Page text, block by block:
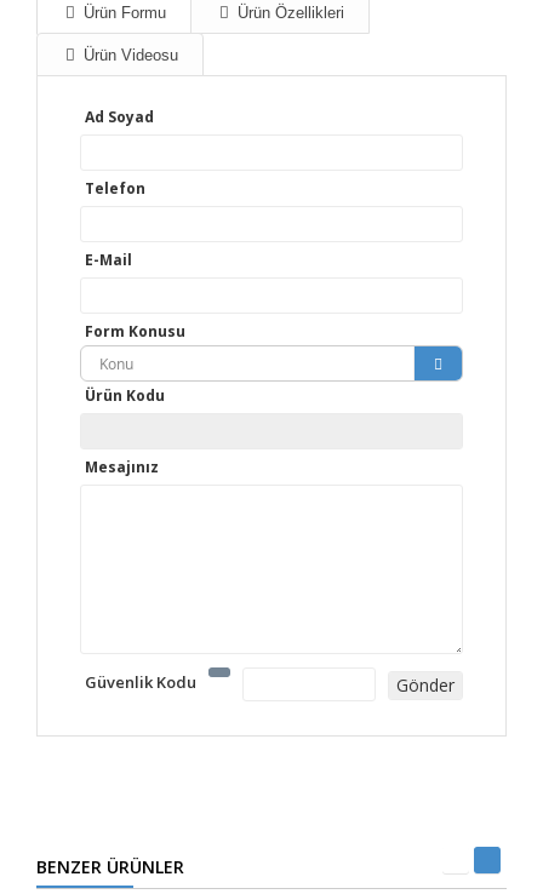
Ürün Formu Ürün Özellikleri
Ürün Videosu
Ad Soyad
Telefon
E-Mail
Form Konusu
Konu
Ürün Kodu
Mesajınız
Güvenlik Kodu
BENZER ÜRÜNLER